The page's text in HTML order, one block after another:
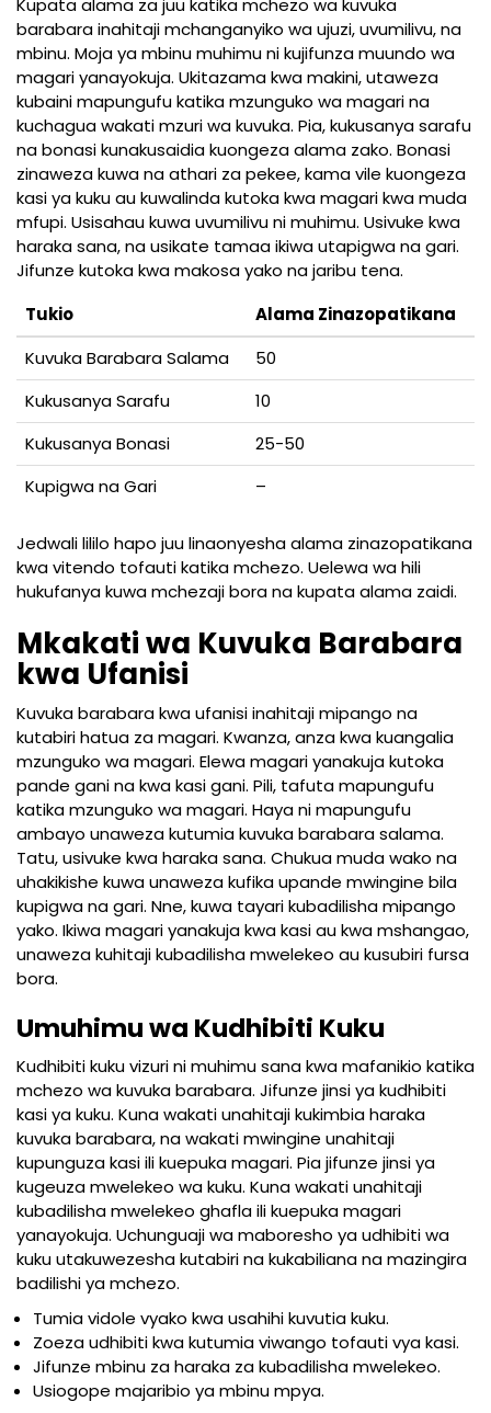
Kupata alama za juu katika mchezo wa kuvuka
barabara inahitaji mchanganyiko wa ujuzi, uvumilivu, na
mbinu. Moja ya mbinu muhimu ni kujifunza muundo wa
magari yanayokuja. Ukitazama kwa makini, utaweza
kubaini mapungufu katika mzunguko wa magari na
kuchagua wakati mzuri wa kuvuka. Pia, kukusanya sarafu
na bonasi kunakusaidia kuongeza alama zako. Bonasi
zinaweza kuwa na athari za pekee, kama vile kuongeza
kasi ya kuku au kuwalinda kutoka kwa magari kwa muda
mfupi. Usisahau kuwa uvumilivu ni muhimu. Usivuke kwa
haraka sana, na usikate tamaa ikiwa utapigwa na gari.
Jifunze kutoka kwa makosa yako na jaribu tena.
Tukio
Alama Zinazopatikana
Kuvuka Barabara Salama
50
Kukusanya Sarafu
10
Kukusanya Bonasi
25-50
Kupigwa na Gari
–
Jedwali lililo hapo juu linaonyesha alama zinazopatikana
kwa vitendo tofauti katika mchezo. Uelewa wa hili
hukufanya kuwa mchezaji bora na kupata alama zaidi.
Mkakati wa Kuvuka Barabara
kwa Ufanisi
Kuvuka barabara kwa ufanisi inahitaji mipango na
kutabiri hatua za magari. Kwanza, anza kwa kuangalia
mzunguko wa magari. Elewa magari yanakuja kutoka
pande gani na kwa kasi gani. Pili, tafuta mapungufu
katika mzunguko wa magari. Haya ni mapungufu
ambayo unaweza kutumia kuvuka barabara salama.
Tatu, usivuke kwa haraka sana. Chukua muda wako na
uhakikishe kuwa unaweza kufika upande mwingine bila
kupigwa na gari. Nne, kuwa tayari kubadilisha mipango
yako. Ikiwa magari yanakuja kwa kasi au kwa mshangao,
unaweza kuhitaji kubadilisha mwelekeo au kusubiri fursa
bora.
Umuhimu wa Kudhibiti Kuku
Kudhibiti kuku vizuri ni muhimu sana kwa mafanikio katika
mchezo wa kuvuka barabara. Jifunze jinsi ya kudhibiti
kasi ya kuku. Kuna wakati unahitaji kukimbia haraka
kuvuka barabara, na wakati mwingine unahitaji
kupunguza kasi ili kuepuka magari. Pia jifunze jinsi ya
kugeuza mwelekeo wa kuku. Kuna wakati unahitaji
kubadilisha mwelekeo ghafla ili kuepuka magari
yanayokuja. Uchunguaji wa maboresho ya udhibiti wa
kuku utakuwezesha kutabiri na kukabiliana na mazingira
badilishi ya mchezo.
Tumia vidole vyako kwa usahihi kuvutia kuku.
Zoeza udhibiti kwa kutumia viwango tofauti vya kasi.
Jifunze mbinu za haraka za kubadilisha mwelekeo.
Usiogope majaribio ya mbinu mpya.